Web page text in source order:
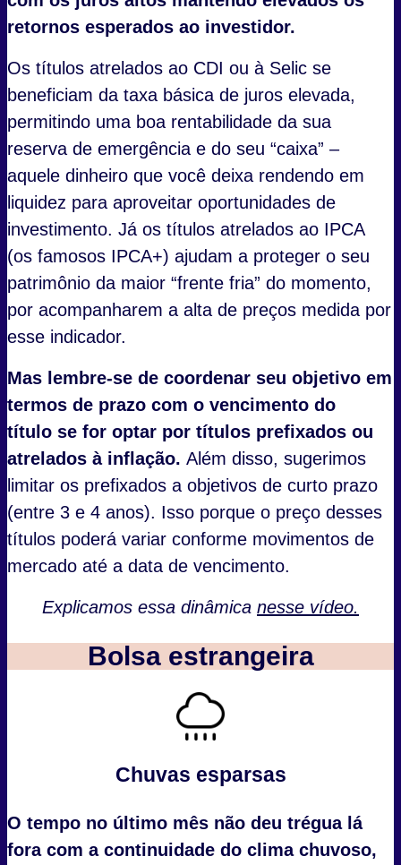
retornos esperados ao investidor.
Os títulos atrelados ao CDI ou à Selic se
beneficiam da taxa básica de juros elevada,
permitindo uma boa rentabilidade da sua
reserva de emergência e do seu “caixa” –
aquele dinheiro que você deixa rendendo em
liquidez para aproveitar oportunidades de
investimento. Já os títulos atrelados ao IPCA
(os famosos IPCA+) ajudam a proteger o seu
patrimônio da maior “frente fria” do momento,
por acompanharem a alta de preços medida por
esse indicador.
Mas lembre-se de coordenar seu objetivo em
termos de prazo com o vencimento do
título se for optar por títulos prefixados ou
atrelados à inflação. Além disso, sugerimos
limitar os prefixados a objetivos de curto prazo
(entre 3 e 4 anos). Isso porque o preço desses
títulos poderá variar conforme movimentos de
mercado até a data de vencimento.
Explicamos essa dinâmica nesse vídeo.
Bolsa estrangeira
Chuvas esparsas
O tempo no último mês não deu trégua lá
fora com a continuidade do clima chuvoso,